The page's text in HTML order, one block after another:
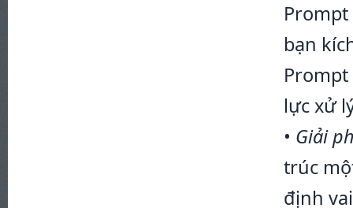
bạn
lực xử
• Giải
trúc
định